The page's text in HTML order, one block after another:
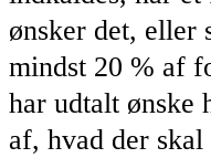
ønsker det, eller
mindst 20 % af
har udtalt ønske
af, hvad der skal